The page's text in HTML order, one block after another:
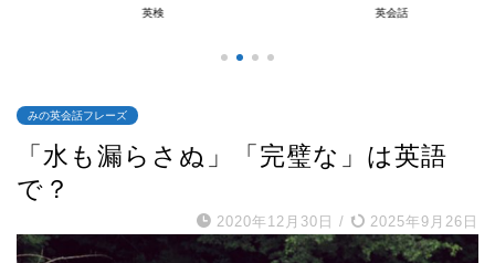
英検 英会話
みの英会話フレーズ
「水も漏らさぬ」「完璧な」は英語
で？
2020年12月30日 / 2025年9月26日